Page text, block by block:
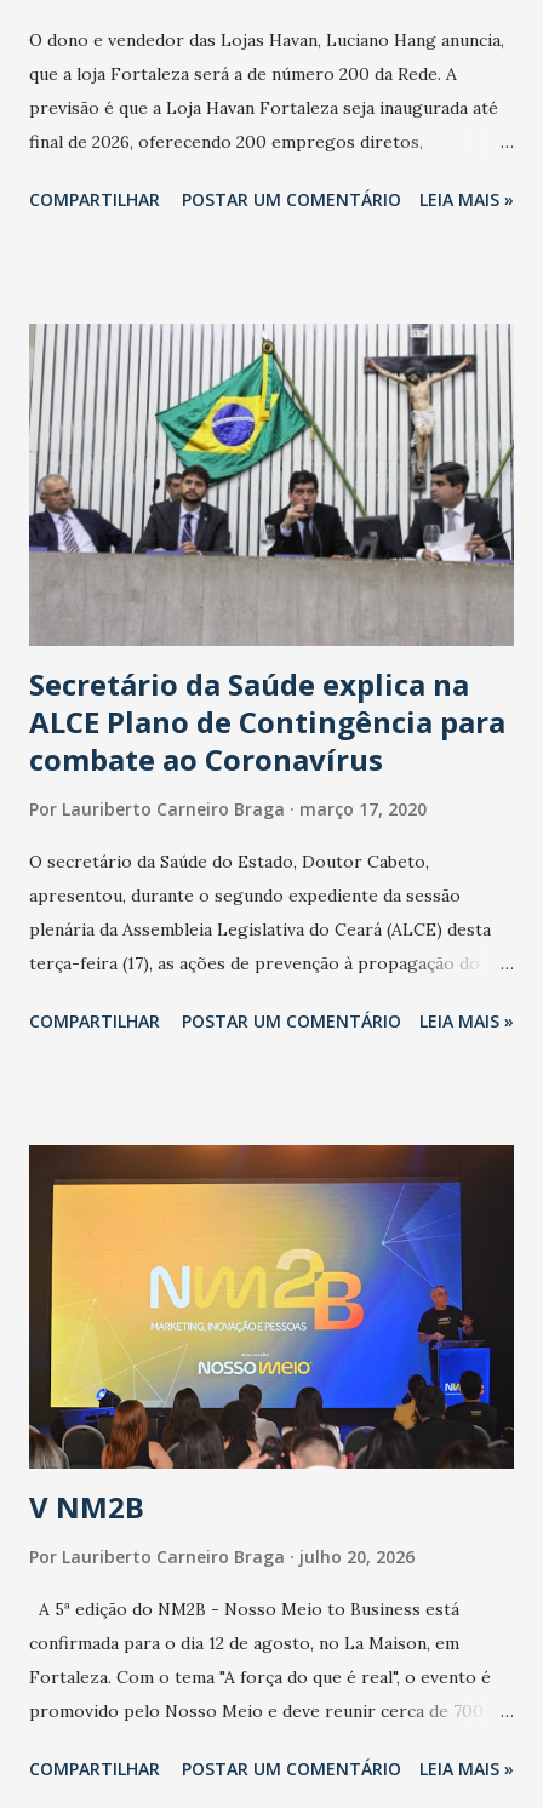
O dono e vendedor das Lojas Havan, Luciano Hang anuncia,
que a loja Fortaleza será a de número 200 da Rede. A
previsão é que a Loja Havan Fortaleza seja inaugurada até
final de 2026, oferecendo 200 empregos diretos,
Havan Fortaleza ainda não foi anunciada oficialmente, mas
COMPARTILHAR POSTAR UM COMENTÁRIO LEIA MAIS »
Secretário da Saúde explica na
ALCE Plano de Contingência para
combate ao Coronavírus
Por Lauriberto Carneiro Braga março 17, 2020
O secretário da Saúde do Estado, Doutor Cabeto,
apresentou, durante o segundo expediente da sessão
plenária da Assembleia Legislativa do Ceará (ALCE) desta
terça-feira (17), as ações de prevenção à propagação do
adotadas pelo Governo do Estado na contenção da
população suspeita e de cuidados com os ambientes
públicos e domiciliares. “Nós não estamos vivendo uma
epidemia comum, como temos em todos os anos, com
aumento de casos de dengue, influenza ou H1N1. Trata-se
de uma epidemia com um vírus diferente, com um poder de
contaminação maior que outros coronavírus”, apontou o
secretário. Segundo ele, é uma epidemia com chance de
contaminação alta, podendo gerar um grande risco à
população e ao sistema de saúde. “Precisamos saber fazer a
estratificação do risco da doença, para não so...
COMPARTILHAR POSTAR UM COMENTÁRIO LEIA MAIS »
V NM2B
Por Lauriberto Carneiro Braga julho 20, 2026
A 5ª edição do NM2B - Nosso Meio to Business está
confirmada para o dia 12 de agosto, no La Maison, em
Fortaleza. Com o tema "A força do que é real", o evento é
promovido pelo Nosso Meio e deve reunir cerca de 700
e lideranças do Mercado Nacional. Desde 2022, o NM2B
COMPARTILHAR POSTAR UM COMENTÁRIO LEIA MAIS »